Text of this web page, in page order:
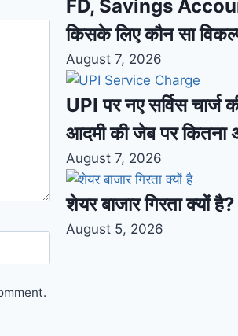
FD, Savings
किसके लिए कौन सा
August 7, 2026
UPI पर नए सर्विस
आदमी की जेब पर कितना
August 7, 2026
शेयर बाजार गिरता क्यों
August 5, 2026